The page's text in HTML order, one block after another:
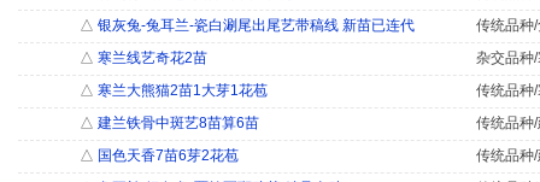
△ 银灰兔-兔耳兰-瓷白涮尾出尾艺带稿线 新苗已连代
传统品种
△ 寒兰线艺奇花2苗
杂交品种
△ 寒兰大熊猫2苗1大芽1花苞
传统品种
△ 建兰铁骨中斑艺8苗算6苗
传统品种
△ 国色天香7苗6芽2花苞
传统品种